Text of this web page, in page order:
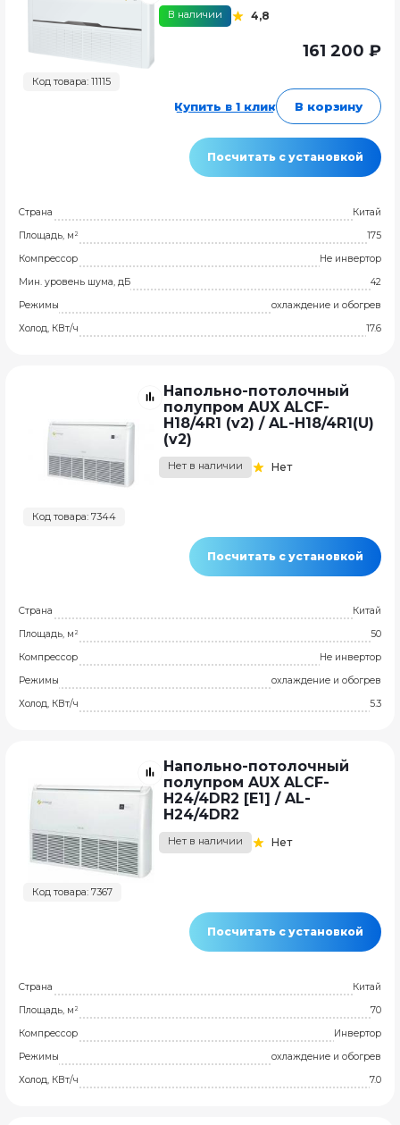
Код товара: 11115
В наличии 4,8
161 200 ₽
Купить в 1 клик В корзину
Посчитать с установкой
Страна
Китай
Площадь, м²
175
Компрессор
Не инвертор
Мин. уровень шума, дБ
42
Режимы
охлаждение и обогрев
Холод, КВт/ч
17.6
Код товара: 7344
Напольно-потолочный
полупром AUX ALCF-
H18/4R1 (v2) / AL-H18/4R1(U)
(v2)
Нет в наличии Нет
Посчитать с установкой
Страна
Китай
Площадь, м²
50
Компрессор
Не инвертор
Режимы
охлаждение и обогрев
Холод, КВт/ч
5.3
Код товара: 7367
Напольно-потолочный
полупром AUX ALCF-
H24/4DR2 [E1] / AL-
H24/4DR2
Нет в наличии Нет
Посчитать с установкой
Страна
Китай
Площадь, м²
70
Компрессор
Инвертор
Режимы
охлаждение и обогрев
Холод, КВт/ч
7.0